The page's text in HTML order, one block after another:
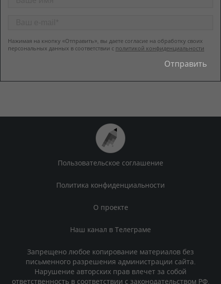
Нажимая на кнопку «Отправить», вы даете согласие на обработку своих
персональных данных в соответствии с политикой конфиденциальности
Пользовательское соглашение
Политика конфиденциальности
О проекте
Наш канал в Телеграме
Запрещено любое копирование материалов без
письменного разрешения администрации сайта.
Нарушение авторских прав влечет за собой
ответственность в соответствии с законодательством РФ.